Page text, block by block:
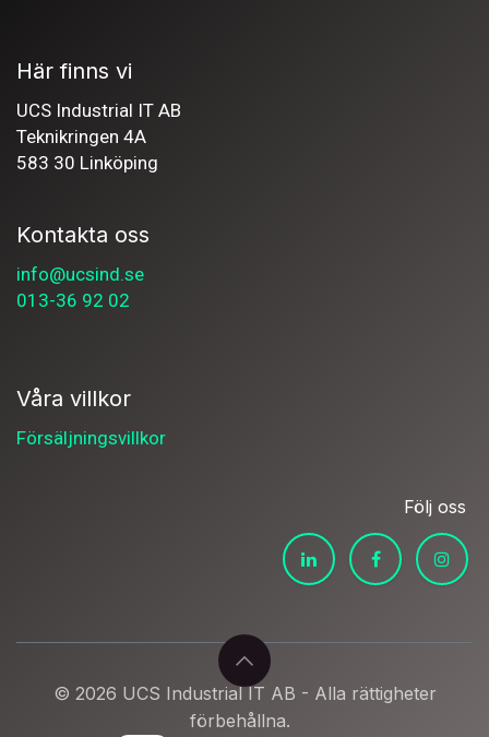
Här finns vi
UCS Industrial IT AB
Teknikringen 4A
583 30 Linköping
Kontakta oss
info@ucsind.se
013-36 92 02
Våra villkor
Försäljningsvillkor
Följ oss
© 2026 UCS Industrial IT AB - Alla rättigheter
förbehållna.